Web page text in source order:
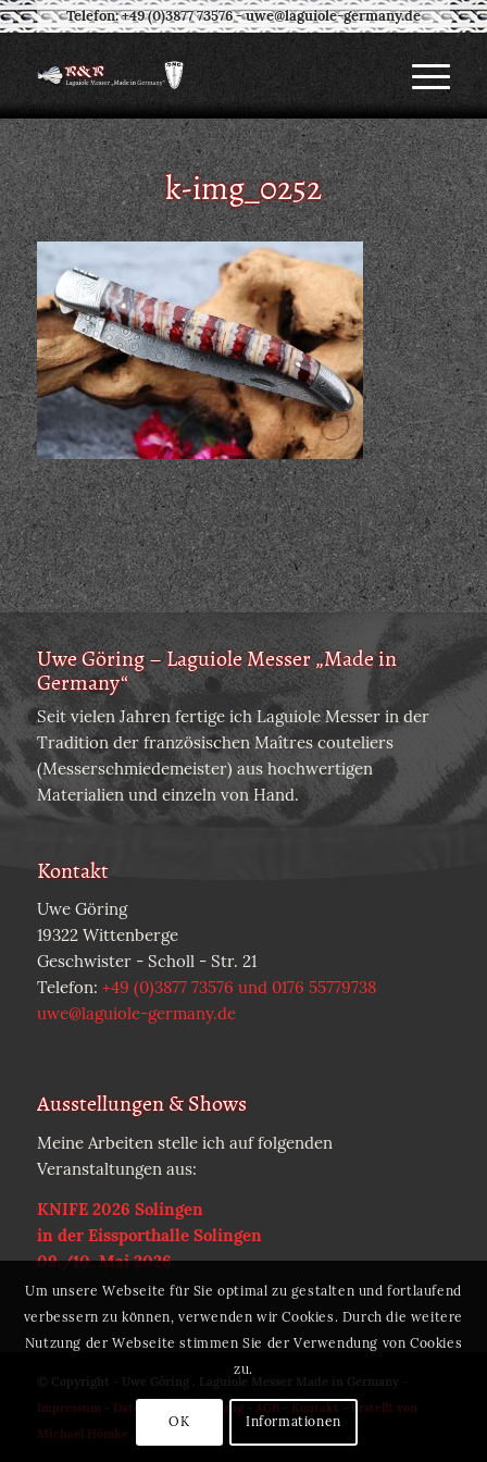
Telefon: +49 (0)3877 73576-uwe@laguiole-germany.de
k-img_0252
Uwe Göring – Laguiole Messer „Made in
Germany“
Seit vielen Jahren fertige ich Laguiole Messer in der
Tradition der französischen Maîtres couteliers
(Messerschmiedemeister) aus hochwertigen
Materialien und einzeln von Hand.
Kontakt
Uwe Göring
19322 Wittenberge
Geschwister - Scholl - Str. 21
Telefon: +49 (0)3877 73576 und 0176 55779738
uwe@laguiole-germany.de
Ausstellungen & Shows
Meine Arbeiten stelle ich auf folgenden
Veranstaltungen aus:
KNIFE 2026 Solingen
in der Eissporthalle Solingen
09./10. Mai 2026
© Copyright - Uwe Göring . Laguiole Messer Made in Germany -
Impressum- Datenschutzerklärung- AGB- Kontakt
Erstellt von
Michael Hömke
Um unsere Webseite für Sie optimal zu gestalten und fortlaufend
verbessern zu können, verwenden wir Cookies. Durch die weitere
Nutzung der Webseite stimmen Sie der Verwendung von Cookies
zu.
OK Informationen